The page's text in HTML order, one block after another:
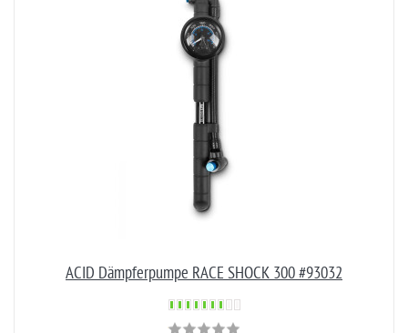
ACID Dämpferpumpe RACE SHOCK 300 #93032